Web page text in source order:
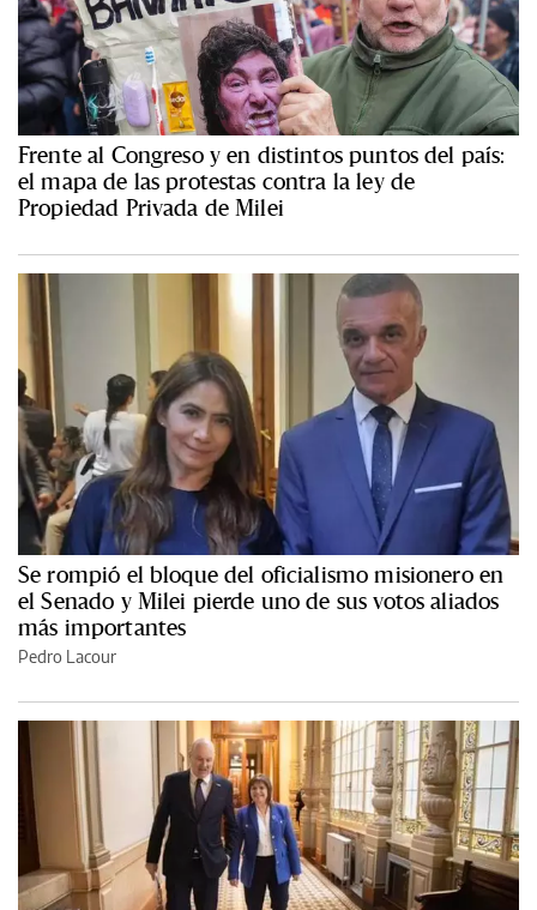
Frente al Congreso y en distintos puntos del país:
el mapa de las protestas contra la ley de
Propiedad Privada de Milei
Se rompió el bloque del oficialismo misionero en
el Senado y Milei pierde uno de sus votos aliados
más importantes
Pedro Lacour